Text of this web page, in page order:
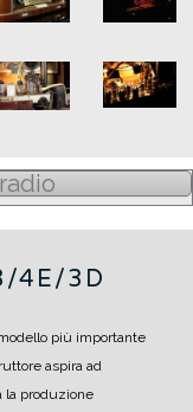
4E/3D
più importante
aspira ad
la produzione